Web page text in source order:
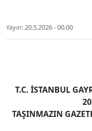
Yayın:20.5.2026 - 00.00
T.C. İSTANBUL
TAŞINMAZIN